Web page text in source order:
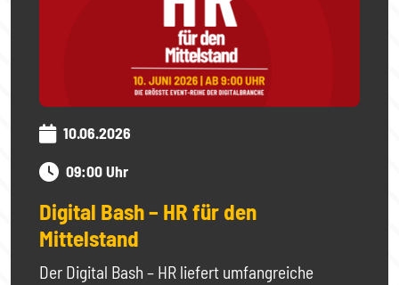
10.06.2026
09:00 Uhr
Digital Bash – HR für den
Mittelstand
Der Digital Bash – HR liefert umfangreiche